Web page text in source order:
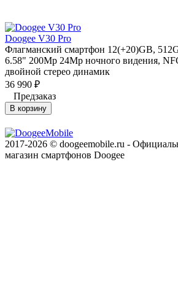
Doogee V30 Pro
Флагманский смартфон 12(+20)GB,
6.58" 200Mp 24Mp ночного видения,
двойной стерео динамик
36 990 ₽
Предзаказ
В корзину
2017-2026 © doogeemobile.ru -
магазин смартфонов Doogee